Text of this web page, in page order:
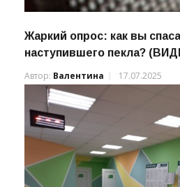
наступившего пекла?
Автор:Валентина